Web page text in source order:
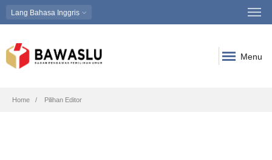
Lang Bahasa Inggris
Menu
Breadcrumb
Home Pilihan Editor